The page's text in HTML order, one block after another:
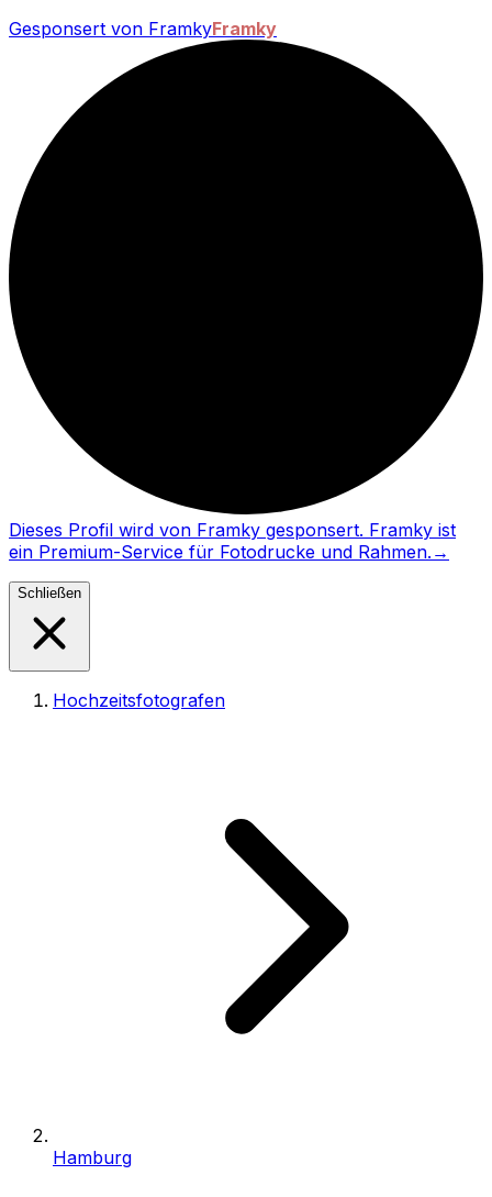
Gesponsert von FramkyFramky
Dieses Profil wird von Framky gesponsert. Framky ist
ein Premium-Service für Fotodrucke und Rahmen. →
Schließen
Hochzeitsfotografen
Hamburg